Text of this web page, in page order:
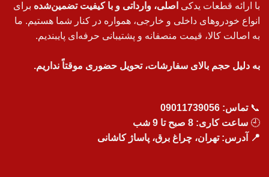
با ارائه قطعات یدکی اصلی، وارداتی و با کیفیت تضمین‌شده برای
انواع خودروهای داخلی و خارجی، همواره در کنار شما هستیم. ما
به اصالت کالا، قیمت منصفانه و پشتیبانی حرفه‌ای پایبندیم.
به دلیل حجم بالای سفارشات، تحویل حضوری موقتاً نداریم.
📞تماس: 09011739056
🕘 ساعت کاری: 8 صبح تا 9 شب
📍 آدرس: تهران، چراغ برق، پاساژ کاشانی